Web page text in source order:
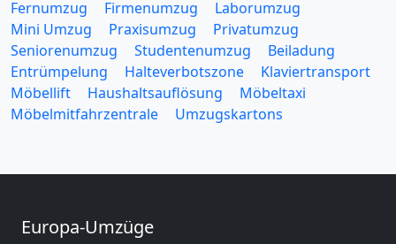
Fernumzug
Firmenumzug
Laborumzug
Mini Umzug
Praxisumzug
Privatumzug
Seniorenumzug
Studentenumzug
Beiladung
Entrümpelung
Halteverbotszone
Klaviertransport
Möbellift
Haushaltsauflösung
Möbeltaxi
Möbelmitfahrzentrale
Umzugskartons
Europa-Umzüge